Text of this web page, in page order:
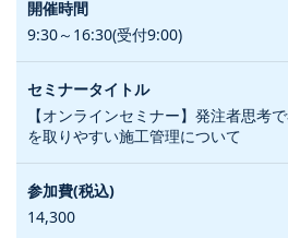
9:30～16:30(受付9:00)
【オンラインセミナー】発注者思考
を取りやすい施工管理について
14,300